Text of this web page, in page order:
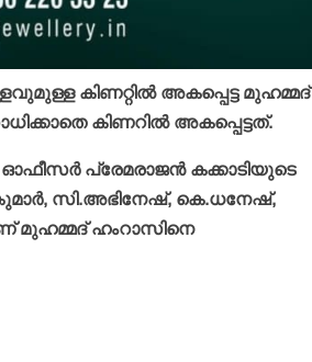
കിണറ്റില്‍ അകപ്പെട്ട മുഹമ്മദ്
കിണറില്‍ അകപ്പെട്ടത്.
ഓഫീസര്‍ പ്രേമരാജന്‍ കക്കാടിയുടെ
സി.അഭിനേഷ്, കെ.ധനേഷ്,
മുഹമ്മദ് ഹംറാസിനെ